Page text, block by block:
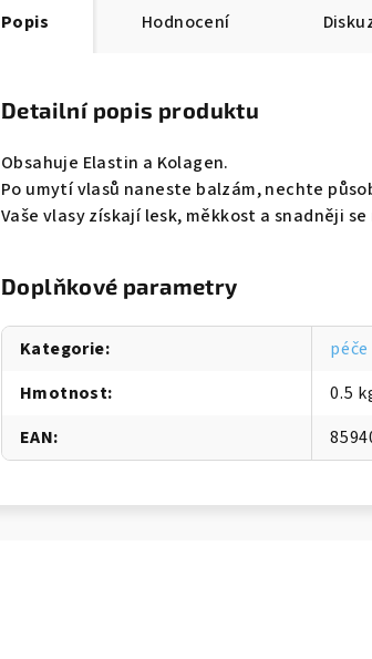
Popis Hodnocení
Detailní popis produktu
Obsahuje Elastin a Kolagen.
Po umytí vlasů naneste balzám, nechte
Vaše vlasy získají lesk, měkkost a snadněji
Doplňkové parametry
Kategorie:
Hmotnost:
0.5
EAN: